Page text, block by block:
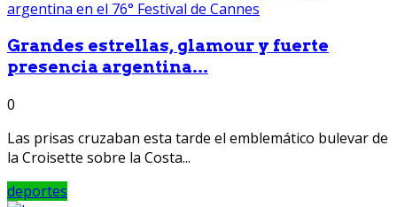
Grandes estrellas, glamour y fuerte
presencia argentina...
0
Las prisas cruzaban esta tarde el emblemático bulevar de
la Croisette sobre la Costa...
deportes